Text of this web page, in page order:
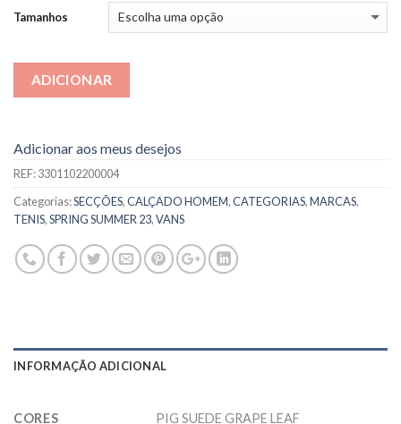
Tamanhos
ADICIONAR
Adicionar aos meus desejos
REF:3301102200004
Categorias:SECÇÕES,CALÇADO HOMEM,CATEGORIAS,MARCAS,
TENIS,SPRING SUMMER 23,VANS
INFORMAÇÃO ADICIONAL
CORES PIG SUEDE GRAPE LEAF